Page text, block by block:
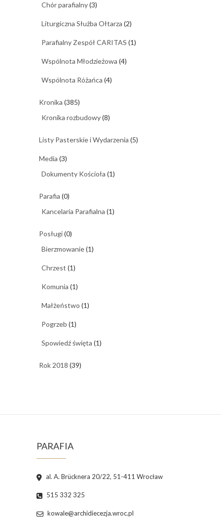
Chór parafialny(3)
Liturgiczna Służba Ołtarza (2)
Parafialny Zespół CARITAS (1)
Wspólnota Młodzieżowa (4)
Wspólnota Różańca (4)
Kronika (385)
Kronika rozbudowy(8)
Listy Pasterskie i Wydarzenia (5)
Media (3)
Dokumenty Kościoła (1)
Parafia (0)
Kancelaria Parafialna (1)
Posługi(0)
Bierzmowanie(1)
Chrzest (1)
Komunia (1)
Małżeństwo (1)
Pogrzeb (1)
Spowiedź święta (1)
Rok 2018 (39)
PARAFIA
al. A. Brücknera 20/22, 51-411 Wrocław
515 332 325
kowale@archidiecezja.wroc.pl